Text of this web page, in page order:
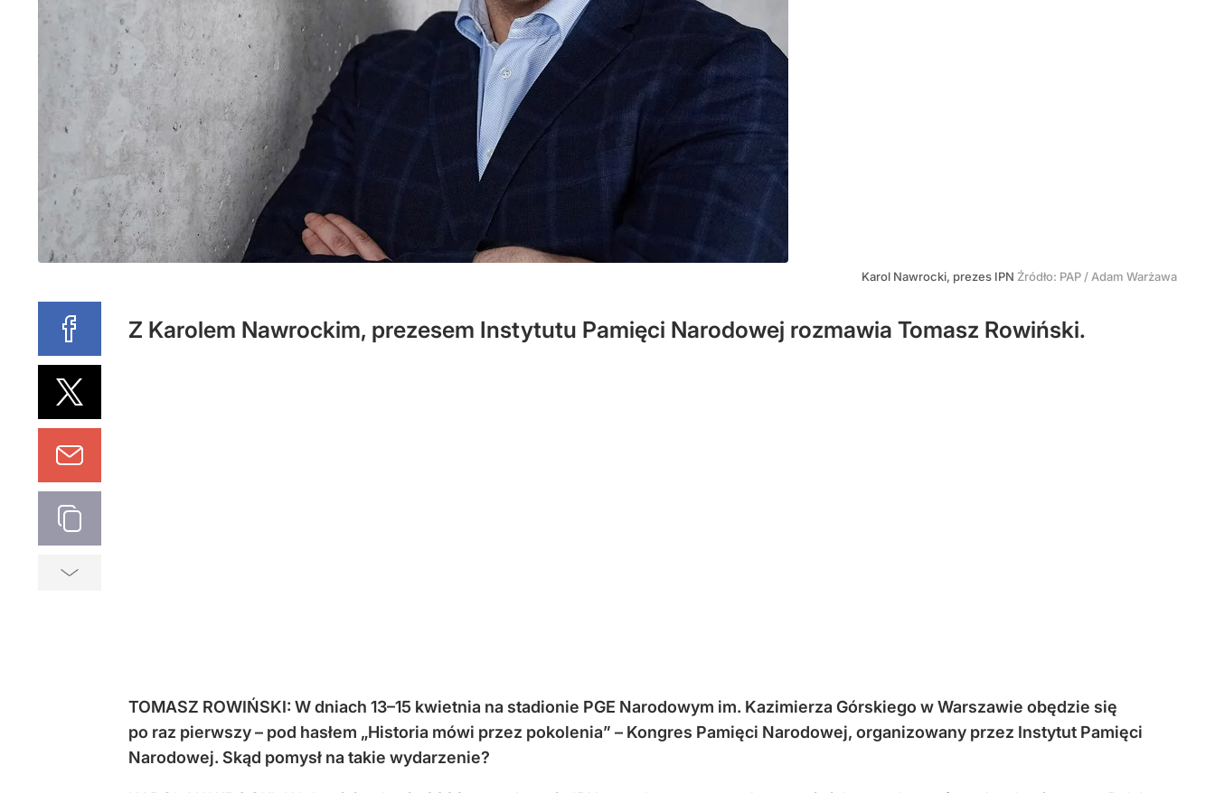
Karol Nawrocki, prezes IPN Źródło: PAP / Adam Warżawa
Z Karolem Nawrockim, prezesem Instytutu Pamięci Narodowej rozmawia Tomasz Rowiński.
TOMASZ ROWIŃSKI: W dniach 13–15 kwietnia na stadionie PGE Narodowym im. Kazimierza Górskiego w Warszawie obędzie się
po raz pierwszy – pod hasłem „Historia mówi przez pokolenia” – Kongres Pamięci Narodowej, organizowany przez Instytut Pamięci
Narodowej. Skąd pomysł na takie wydarzenie?